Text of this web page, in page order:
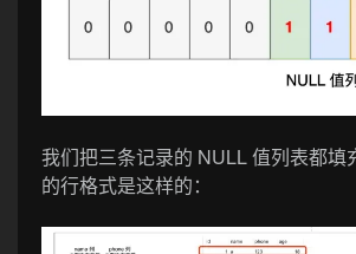
我们把三条记录的 NULL 值列表都填
的行格式是这样的：